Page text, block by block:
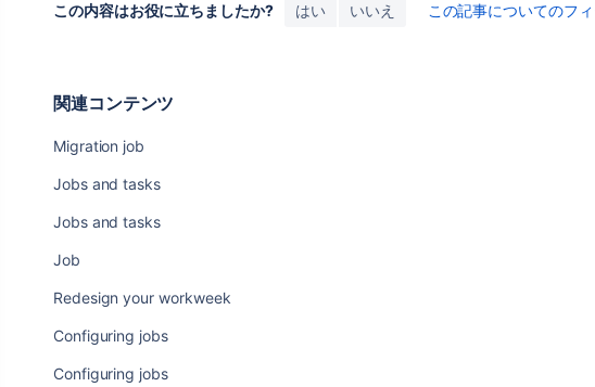
この内容はお役に立ちましたか? はい いいえ この記事についてのフ
関連コンテンツ
Migration job
Jobs and tasks
Jobs and tasks
Job
Redesign your workweek
Configuring jobs
Configuring jobs